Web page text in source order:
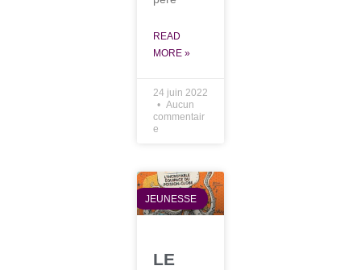
READ
MORE »
24 juin 2022
Aucun
commentair
e
JEUNESSE
LE